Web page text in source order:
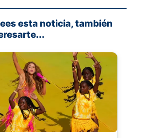
esta noticia, también